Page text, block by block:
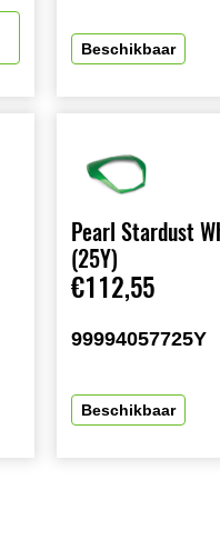
Beschikbaar
Pearl Stardust
(25Y)
€112,55
99994057725Y
Beschikbaar